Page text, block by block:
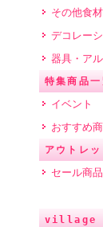
その他食材
デコレー
器具・ア
特集商品一
イベント
おすすめ
アウトレ
セール商品
village